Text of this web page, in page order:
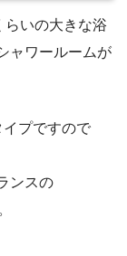
いの大きな浴
ャワールームが
プですので
ンスの